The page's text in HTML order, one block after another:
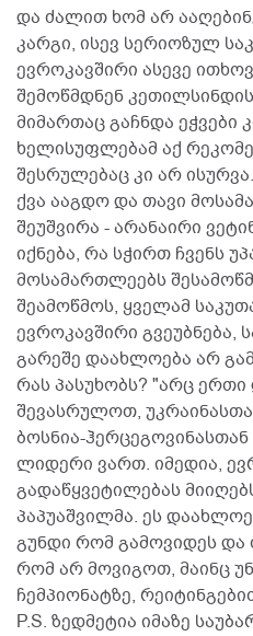
და ძალით ხომ არ
კარგი, ისევ სერიოზულ
ევროკავშირი ასევე
შემოწმდნენ
მიმართაც გაჩნდა ეჭვები
ხელისუფლებამ აქ
შესრულებაც კი არ
ქვა ააგდო და თავი
შეუშვირა - არანაირი
იქნება, რა სჭირთ ჩვენს
მოსამართლეებს
შეამოწმოს, ყველამ
ევროკავშირი
გარეშე დაახლოება არ
რას პასუხობს? "არც
შევასრულოთ,
ბოსნია-
ლიდერი ვართ. იმედია,
გადაწყვეტილებას
პაპუაშვილმა. ეს
გუნდი რომ გამოვიდეს და
რომ არ მოვიგოთ, მაინც
ჩემპიონატზე,
P.S. ზედმეტია იმაზე